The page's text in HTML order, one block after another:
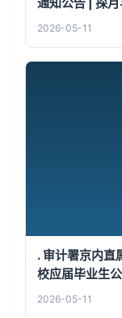
2026-05-11
. 审计署京内
校应届毕业生
2026-05-11